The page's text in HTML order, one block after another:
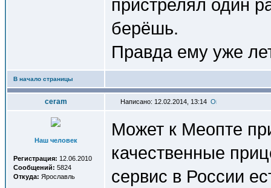
пристрелял один
берёшь.
Правда ему уже
В начало страницы
ceram Написано: 12.02.2014, 13:14
Наш человек
Регистрация: 12.06.2010
Сообщений: 5824
Откуда: Ярославль
Может к Меопте
качественные
сервис в России